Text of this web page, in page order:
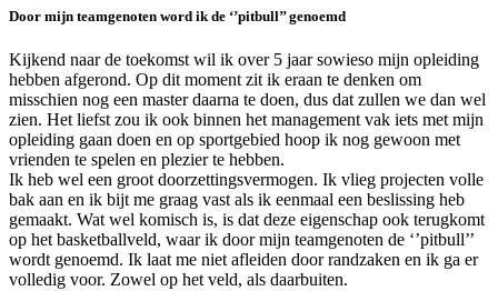
Door mijn teamgenoten word ik de ‘’pitbull’’ genoemd
Kijkend naar de toekomst wil ik over 5 jaar sowieso mijn opleiding
hebben afgerond. Op dit moment zit ik eraan te denken om
misschien nog een master daarna te doen, dus dat zullen we dan wel
zien. Het liefst zou ik ook binnen het management vak iets met mijn
opleiding gaan doen en op sportgebied hoop ik nog gewoon met
vrienden te spelen en plezier te hebben.
Ik heb wel een groot doorzettingsvermogen. Ik vlieg projecten volle
bak aan en ik bijt me graag vast als ik eenmaal een beslissing heb
gemaakt. Wat wel komisch is, is dat deze eigenschap ook terugkomt
op het basketballveld, waar ik door mijn teamgenoten de ‘’pitbull’’
wordt genoemd. Ik laat me niet afleiden door randzaken en ik ga er
volledig voor. Zowel op het veld, als daarbuiten.